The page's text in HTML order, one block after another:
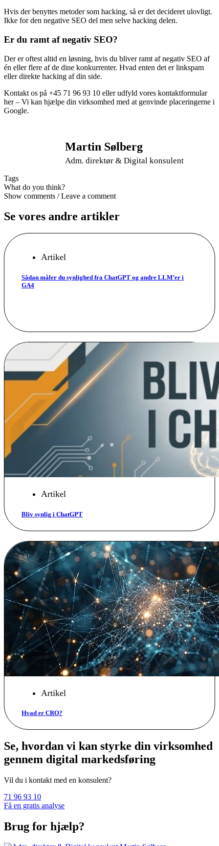
Hvis der benyttes metoder som hacking, så er det decideret ulovligt.
Ikke for den negative SEO del men selve hacking delen.
Er du ramt af negativ SEO?
Der er oftest altid en løsning, hvis du bliver ramt af negativ SEO af
én eller flere af de dine konkurrenter. Hvad enten det er linkspam
eller direkte hacking af din side.
Kontakt os på +45 71 96 93 10 eller udfyld vores kontaktformular
her – Vi kan hjælpe din virksomhed med at genvinde placeringerne i
Google.
Martin Sølberg
Adm. direktør & Digital konsulent
Tags
What do you think?
Show comments / Leave a comment
Se vores andre artikler
Artikel
Sådan måler du synlighed fra ChatGPT og andre LLM’er i
GA4
Artikel
Bliv synlig i ChatGPT
Artikel
Hvad er CRO?
Se, hvordan vi kan styrke din virksomhed
gennem digital markedsføring
Vil du i kontakt med en konsulent?
71 96 93 10
Få en gratis analyse
Brug for hjælp?